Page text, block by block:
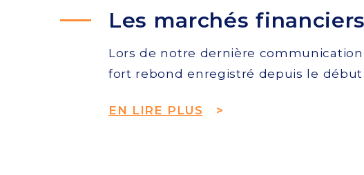
Les marchés
Lors de notre dernière
fort rebond enregistré depuis le début
EN LIRE PLUS >